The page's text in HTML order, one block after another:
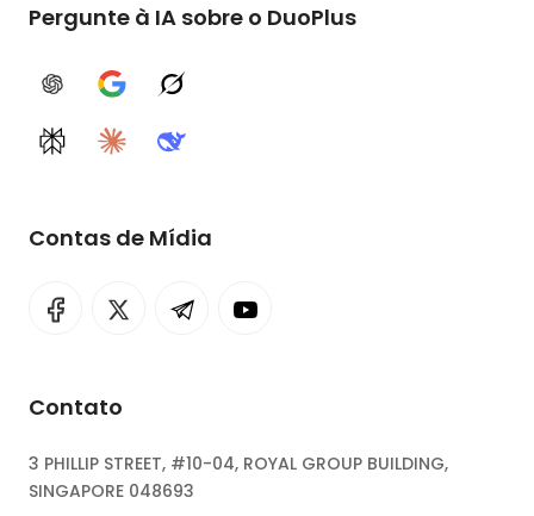
Pergunte à IA sobre o DuoPlus
ChatGPTGoogle AIGrok
PerplexityClaudeDeepSeek
Contas de Mídia
Contato
3 PHILLIP STREET, #10-04, ROYAL GROUP BUILDING,
SINGAPORE 048693